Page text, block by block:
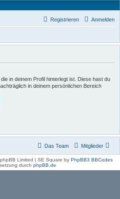
Anmelden
Registrieren
in deinem Profil hinterlegt ist. Diese hast du
in deinem persönlichen Bereich
Mitglieder
Das Team
Limited | SE Square by PhpBB3 BBCodes
durch phpBB.de